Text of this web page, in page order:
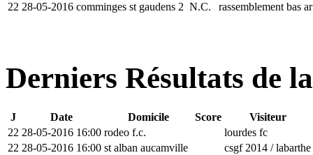
22 28-05-2016 comminges st gaudens 2 N.C. rassemblement bas
Derniers Résultats de
J Date Domicile Score
Visiteur
22 28-05-2016 16:00 rodeo f.c.
lourdes fc
22 28-05-2016 16:00 st alban aucamville
csgf 2014 / labarthe